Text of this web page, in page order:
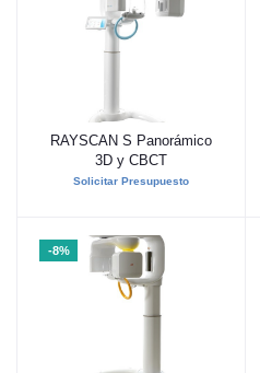
Añadir al carrito
RAYSCAN S Panorámico
3D y CBCT
Solicitar Presupuesto
-8%